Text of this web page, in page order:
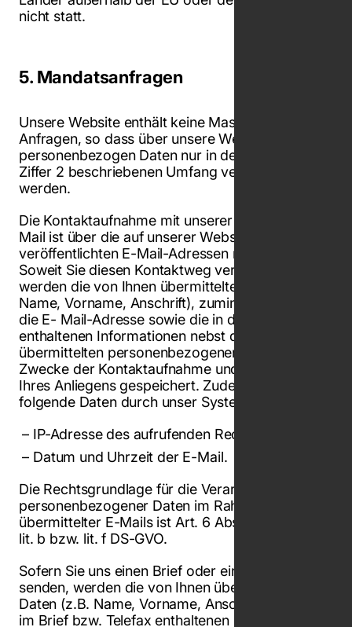
nicht statt.
5. Mandatsanfragen
Unsere Website enthält keine Maske für Online-
Anfragen, so dass über unsere Website
personenbezogen Daten nur in dem oben unter
Ziffer 2 beschriebenen Umfang verarbeitet
werden.
Die Kontaktaufnahme mit unserer Kanzlei per E-
Mail ist über die auf unserer Website
veröffentlichten E-Mail-Adressen möglich.
Soweit Sie diesen Kontaktweg verwenden,
werden die von Ihnen übermittelten Daten (z.B.
Name, Vorname, Anschrift), zumindest jedoch
die E- Mail-Adresse sowie die in der E-Mail
enthaltenen Informationen nebst den von Ihnen
übermittelten personenbezogenen Daten zum
Zwecke der Kontaktaufnahme und Bearbeitung
Ihres Anliegens gespeichert. Zudem werden
folgende Daten durch unser System erhoben:
IP-Adresse des aufrufenden Rechners;
Datum und Uhrzeit der E-Mail.
Die Rechtsgrundlage für die Verarbeitung
personenbezogener Daten im Rahmen uns
übermittelter E-Mails ist Art. 6 Abs. 1 Unterabs. 1
lit. b bzw. lit. f DS-GVO.
Sofern Sie uns einen Brief oder ein Telefax
senden, werden die von Ihnen übermittelten
Daten (z.B. Name, Vorname, Anschrift) und die
im Brief bzw. Telefax enthaltenen Informationen